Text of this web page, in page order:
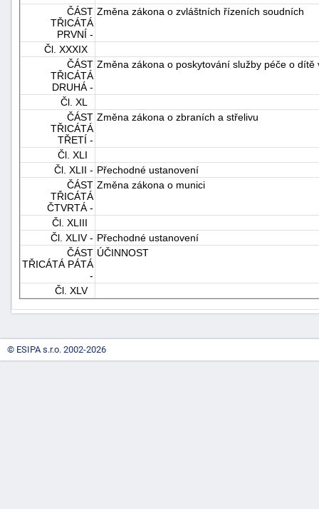
ČÁST
TŘICÁTÁ
PRVNÍ -
Změna zákona o zvláštních řízeních soudních
Čl. XXXIX
ČÁST
TŘICÁTÁ
DRUHÁ -
Změna zákona o poskytování služby péče o dítě
Čl. XL
ČÁST
TŘICÁTÁ
TŘETÍ -
Změna zákona o zbraních a střelivu
Čl. XLI
Čl. XLII - Přechodné ustanovení
ČÁST
TŘICÁTÁ
ČTVRTÁ -
Změna zákona o munici
Čl. XLIII
Čl. XLIV - Přechodné ustanovení
ČÁST
TŘICÁTÁ PÁTÁ
-
ÚČINNOST
Čl. XLV
© ESIPA s.r.o. 2002-2026